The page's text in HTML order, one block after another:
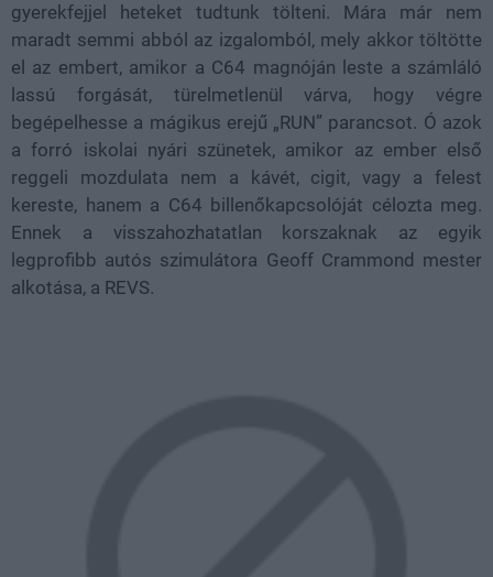
gyerekfejjel heteket tudtunk tölteni. Mára már nem
maradt semmi abból az izgalomból, mely akkor töltötte
el az embert, amikor a C64 magnóján leste a számláló
lassú forgását, türelmetlenül várva, hogy végre
begépelhesse a mágikus erejű „RUN” parancsot. Ó azok
a forró iskolai nyári szünetek, amikor az ember első
reggeli mozdulata nem a kávét, cigit, vagy a felest
kereste, hanem a C64 billenőkapcsolóját célozta meg.
Ennek a visszahozhatatlan korszaknak az egyik
legprofibb autós szimulátora Geoff Crammond mester
alkotása, a REVS.